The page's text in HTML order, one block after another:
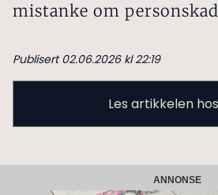
mistanke om
Publisert 02.06.2026 kl 22:19
Les artikkelen
ANNONSE